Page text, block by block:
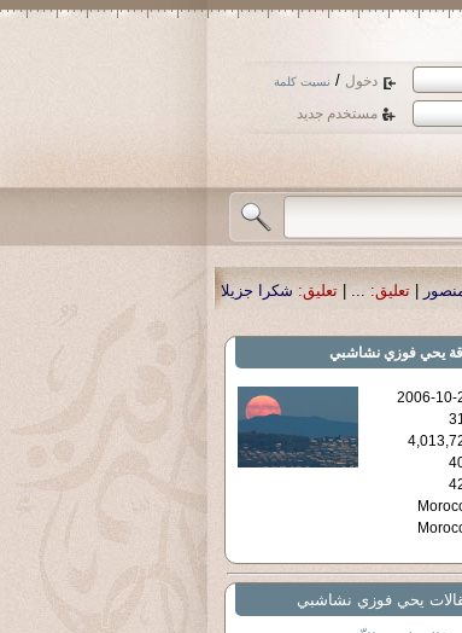
دخول / نسيت كلمة
مستخدم جديد
شكرا جزيلا أستاذ حمد الحمد .أكرمكم الله .
يحي فوزي نشاشبي
2006-10-
يحي فوزي نشاشبي